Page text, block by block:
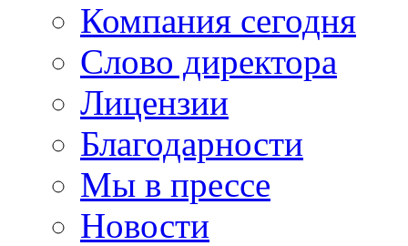
Компания сегодня
Слово директора
Лицензии
Благодарности
Мы в прессе
Новости